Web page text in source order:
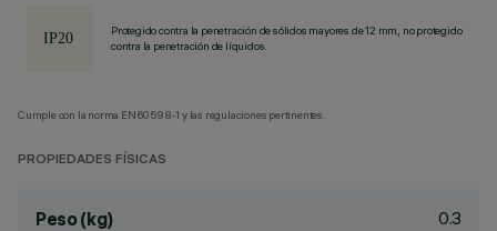
Protegido contra la penetración de sólidos mayores de 12 mm, no protegido
contra la penetración de líquidos.
Cumple con la norma EN60598-1 y las regulaciones pertinentes.
PROPIEDADES FÍSICAS
Peso (kg) 0.3